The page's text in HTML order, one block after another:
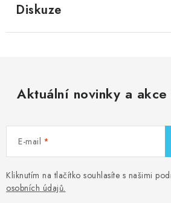
Diskuze
Aktuální novinky a akce
E-mail
Kliknutím na tlačítko souhlasíte s našimi
osobních údajů.